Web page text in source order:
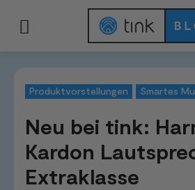
Produktvorstellungen Smartes
Neu bei tink:
Kardon
Extraklasse